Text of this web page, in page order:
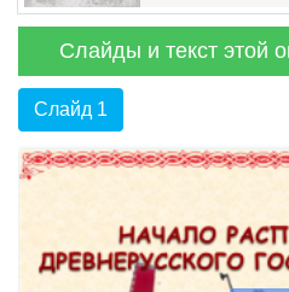
Слайды и текст этой
Слайд 1